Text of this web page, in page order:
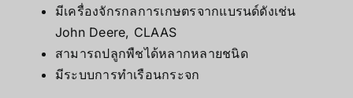
มีเครื่องจักรกลการเกษตรจากแบรนด์ดังเช่น
John Deere, CLAAS
สามารถปลูกพืชได้หลากหลายชนิด
มีระบบการทำเรือนกระจก